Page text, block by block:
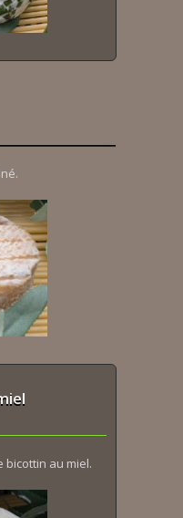
bicottin au miel.